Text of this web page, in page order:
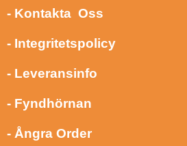
- Kontakta Oss
- Integritetspolicy
- Leveransinfo
- Fyndhörnan
- Ångra Order